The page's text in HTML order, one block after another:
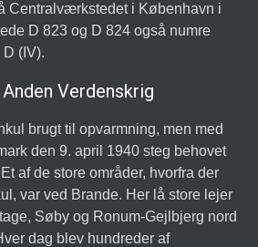
Centralværkstedet i København i
D 823 og D 824 også numre
(IV).
Verdenskrig
brugt til opvarmning, men med
den 9. april 1940 steg behovet
af de store områder, hvorfra der
var ved Brande. Her lå store lejer
Søby og Ronum-Gejlbjerg nord
dag blev hundreder af